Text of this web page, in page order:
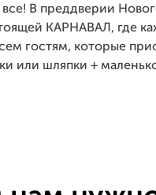
В преддверии
КАРНАВАЛ, где
гостям, которые
или шляпки +